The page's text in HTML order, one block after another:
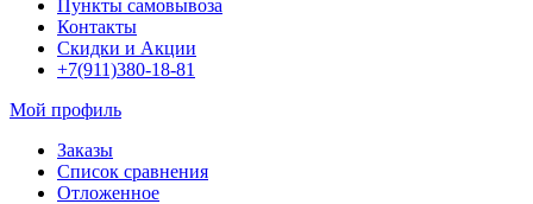
Пункты самовывоза
Контакты
Скидки и Акции
+7(911)380-18-81
Мой профиль
Заказы
Список сравнения
Отложенное